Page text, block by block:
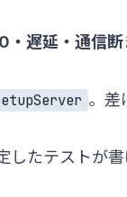
遅延・通信断
。差
たテストが書